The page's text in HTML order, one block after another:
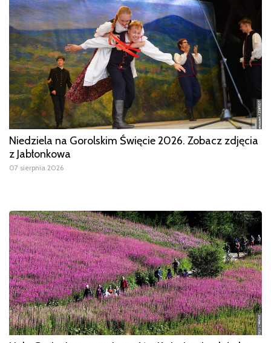
Niedziela na Gorolskim Święcie 2026. Zobacz zdjęcia
z Jabłonkowa
07 sierpnia 2026